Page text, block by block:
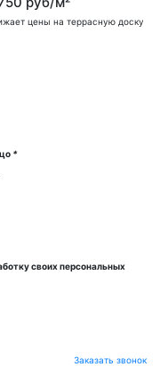
цены на террасную доску
*
своих персональных
Заказать звонок